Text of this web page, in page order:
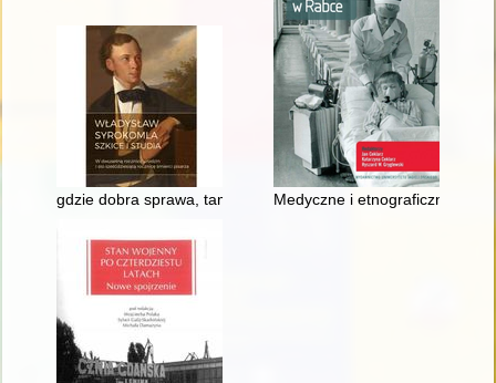
gdzie dobra sprawa, tam duch ofiary (...)" : lektura dramatu
Medyczne i etnograficzne